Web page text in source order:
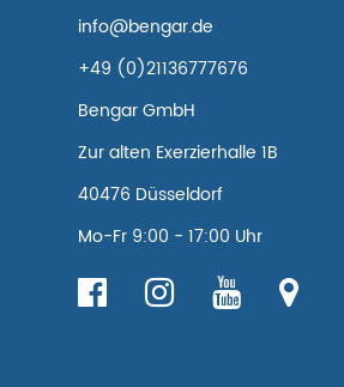
info@bengar.de
+49 (0)21136777676
Bengar GmbH
Zur alten Exerzierhalle 1B
40476 Düsseldorf
Mo-Fr 9:00 - 17:00 Uhr